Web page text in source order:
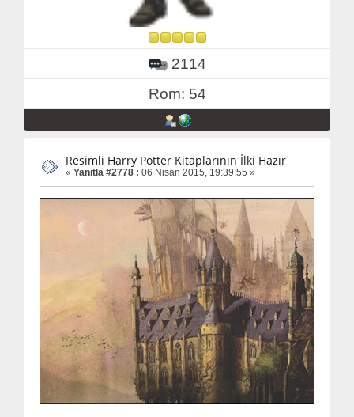
2114
Rom: 54
Resimli Harry Potter Kitaplarının İlki Hazır
« Yanıtla #2778 : 06 Nisan 2015, 19:39:55 »